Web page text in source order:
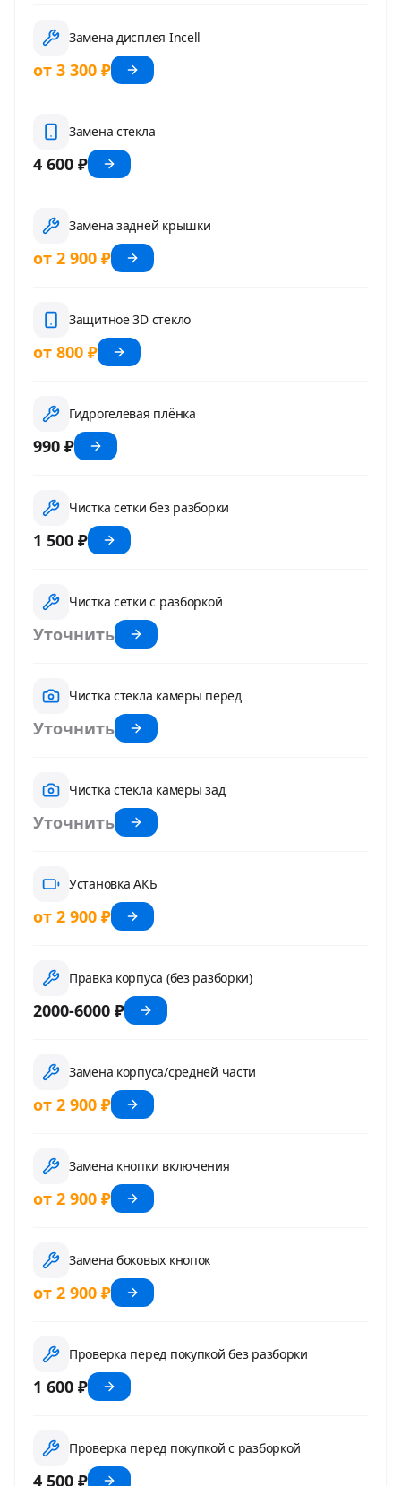
Замена дисплея Incell
от 3 300 ₽
Замена стекла
4 600 ₽
Замена задней крышки
от 2 900 ₽
Защитное 3D стекло
от 800 ₽
Гидрогелевая плёнка
990 ₽
Чистка сетки без разборки
1 500 ₽
Чистка сетки с разборкой
Уточнить
Чистка стекла камеры перед
Уточнить
Чистка стекла камеры зад
Уточнить
Установка АКБ
от 2 900 ₽
Правка корпуса (без разборки)
2000-6000 ₽
Замена корпуса/средней части
от 2 900 ₽
Замена кнопки включения
от 2 900 ₽
Замена боковых кнопок
от 2 900 ₽
Проверка перед покупкой без разборки
1 600 ₽
Проверка перед покупкой с разборкой
4 500 ₽